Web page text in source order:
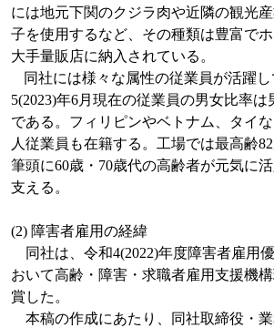
には地元下関のクジラ肉や近隣の観光
子を使用するなど、その種類は豊富でホ
大手量販店に納入されている。
同社には様々な属性の従業員が活躍し
5(2023)年6月現在の従業員の男女比率は
である。フィリピンやベトナム、タイ
人従業員も在籍する。工場では最高齢82
筆頭に60歳・ 70歳代の高齢者が元気に
支える。
(2) 障害者雇用の経緯
同社は、令和4(2022)年度障害者雇用
おいて高齢・障害・求職者雇用支援機
賞した。
本稿の作成にあたり、同社取締役・